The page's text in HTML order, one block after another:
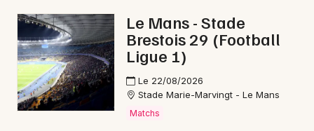
Le Mans - Stade
Brestois 29 (Football
Ligue 1)
Le 22/08/2026
Stade Marie-Marvingt - Le Mans
Matchs